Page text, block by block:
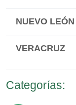
NUEVO LEÓN
VERACRUZ
Categorías: